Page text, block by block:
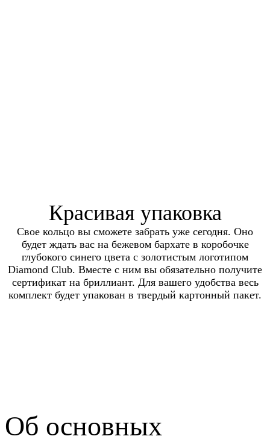
Красивая упаковка
Свое кольцо вы сможете забрать уже сегодня. Оно
будет ждать вас на бежевом бархате в коробочке
глубокого синего цвета с золотистым логотипом
Diamond Club. Вместе с ним вы обязательно получите
сертификат на бриллиант. Для вашего удобства весь
комплект будет упакован в твердый картонный пакет.
Об основных